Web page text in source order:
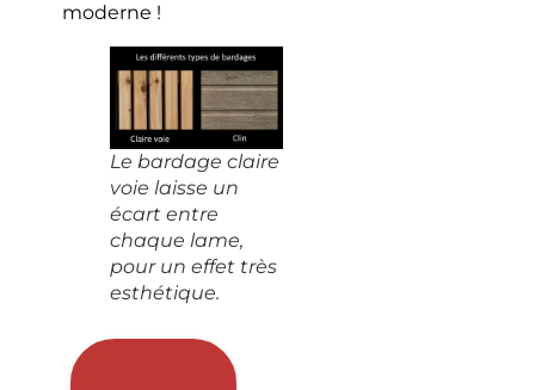
moderne !
Le bardage claire
voie laisse un
écart entre
chaque lame,
pour un effet très
esthétique.